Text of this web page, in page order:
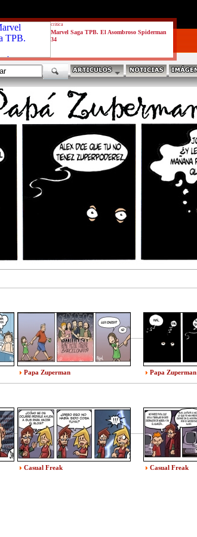
critica
Marvel Saga TPB. El Asombroso Spiderman
34
Papa Zuperman Papa Zuperman
Casual Freak Casual Freak